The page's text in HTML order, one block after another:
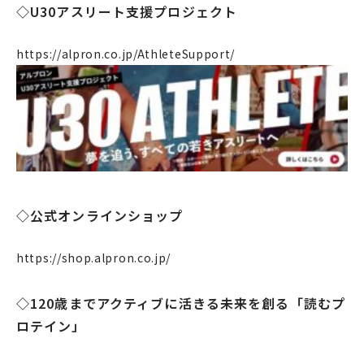
◇U30アスリート支援プロジェクト
https://alpron.co.jp/AthleteSupport/
◇公式オンラインショップ
https://shop.alpron.co.jp/
◇120歳までアクティブに活きる未来を創る「読むプ
ロテイン」